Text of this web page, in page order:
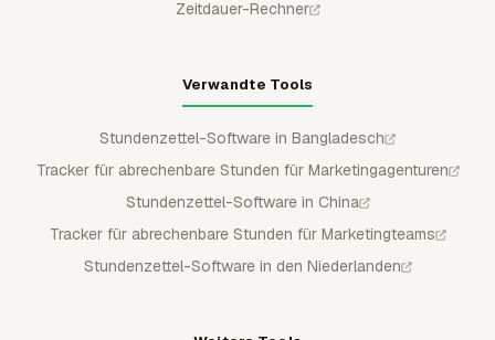
Zeitdauer-Rechner
Verwandte Tools
Stundenzettel-Software in Bangladesch
Tracker für abrechenbare Stunden für Marketingagenturen
Stundenzettel-Software in China
Tracker für abrechenbare Stunden für Marketingteams
Stundenzettel-Software in den Niederlanden